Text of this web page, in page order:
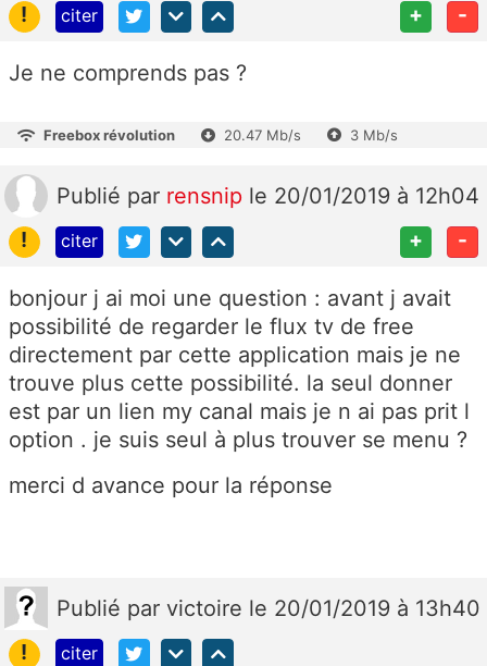
!
citer + -
Je ne comprends pas ?
Freebox révolution 20.47 Mb/s 3 Mb/s
Publié par rensnip le 20/01/2019 à 12h04
!
citer + -
bonjour j ai moi une question : avant j avait
possibilité de regarder le flux tv de free
directement par cette application mais je ne
trouve plus cette possibilité. la seul donner
est par un lien my canal mais je n ai pas prit l
option . je suis seul à plus trouver se menu ?
merci d avance pour la réponse
Publié par victoire le 20/01/2019 à 13h40
!
citer